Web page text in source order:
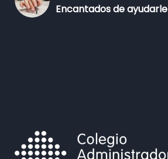
Encantados de ayudarle